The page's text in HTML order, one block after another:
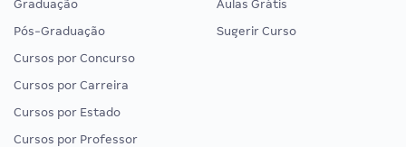
Graduação
Pós-Graduação
Cursos por Concurso
Cursos por Carreira
Cursos por Estado
Cursos por Professor
Aulas Grátis
Sugerir Curso